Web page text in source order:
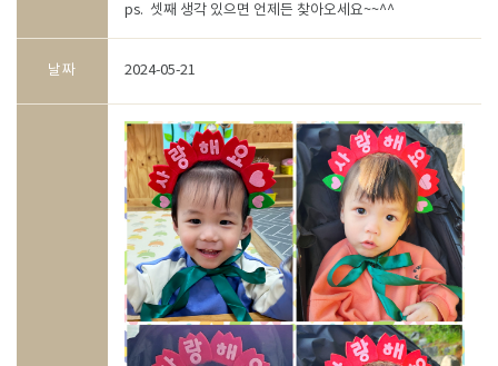
ps. 셋째 생각 있으면 언제든 찾아오세요~~^^
날짜 2024-05-21